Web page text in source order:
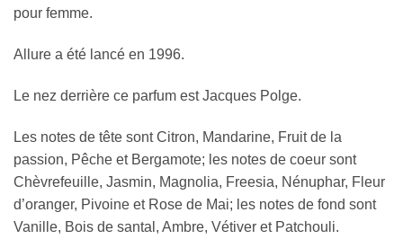
pour femme.
Allure a été lancé en 1996.
Le nez derrière ce parfum est Jacques Polge.
Les notes de tête sont Citron, Mandarine, Fruit de la
passion, Pêche et Bergamote; les notes de coeur sont
Chèvrefeuille, Jasmin, Magnolia, Freesia, Nénuphar, Fleur
d’oranger, Pivoine et Rose de Mai; les notes de fond sont
Vanille, Bois de santal, Ambre, Vétiver et Patchouli.